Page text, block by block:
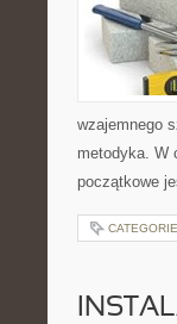
wzajemnego
metodyka. W
początkowe